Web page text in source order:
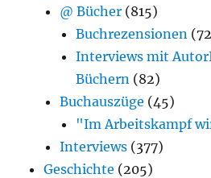
@ Bücher (815)
Buchrezensionen
Interviews mit
Büchern (82)
Buchauszüge (45)
"Im Arbeitskampf
Interviews (377)
Geschichte (205)